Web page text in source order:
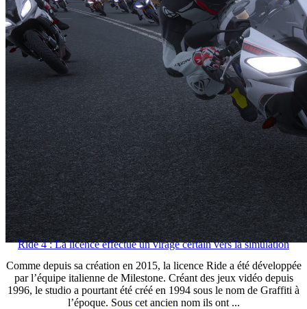
Ride 4 : La licence effectue un virage certain vers la simulation
Comme depuis sa création en 2015, la licence Ride a été développée
par l’équipe italienne de Milestone. Créant des jeux vidéo depuis
1996, le studio a pourtant été créé en 1994 sous le nom de Graffiti à
l’époque. Sous cet ancien nom ils ont ...